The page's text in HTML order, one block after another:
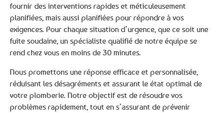
fournir des interventions rapides et méticuleusement
planifiées, mais aussi planifiées pour répondre à vos
exigences. Pour chaque situation d’urgence, que ce soit une
fuite soudaine, un spécialiste qualifié de notre équipe se
rend chez vous en moins de 30 minutes.
Nous promettons une réponse efficace et personnalisée,
réduisant les désagréments et assurant le état optimal de
votre plomberie. Notre objectif est de résoudre vos
problèmes rapidement, tout en s’assurant de prévenir